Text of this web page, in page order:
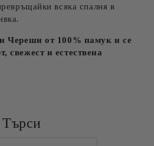
всяка спалня в
Череши от 100% памук и се
свежест и естествена
Търси